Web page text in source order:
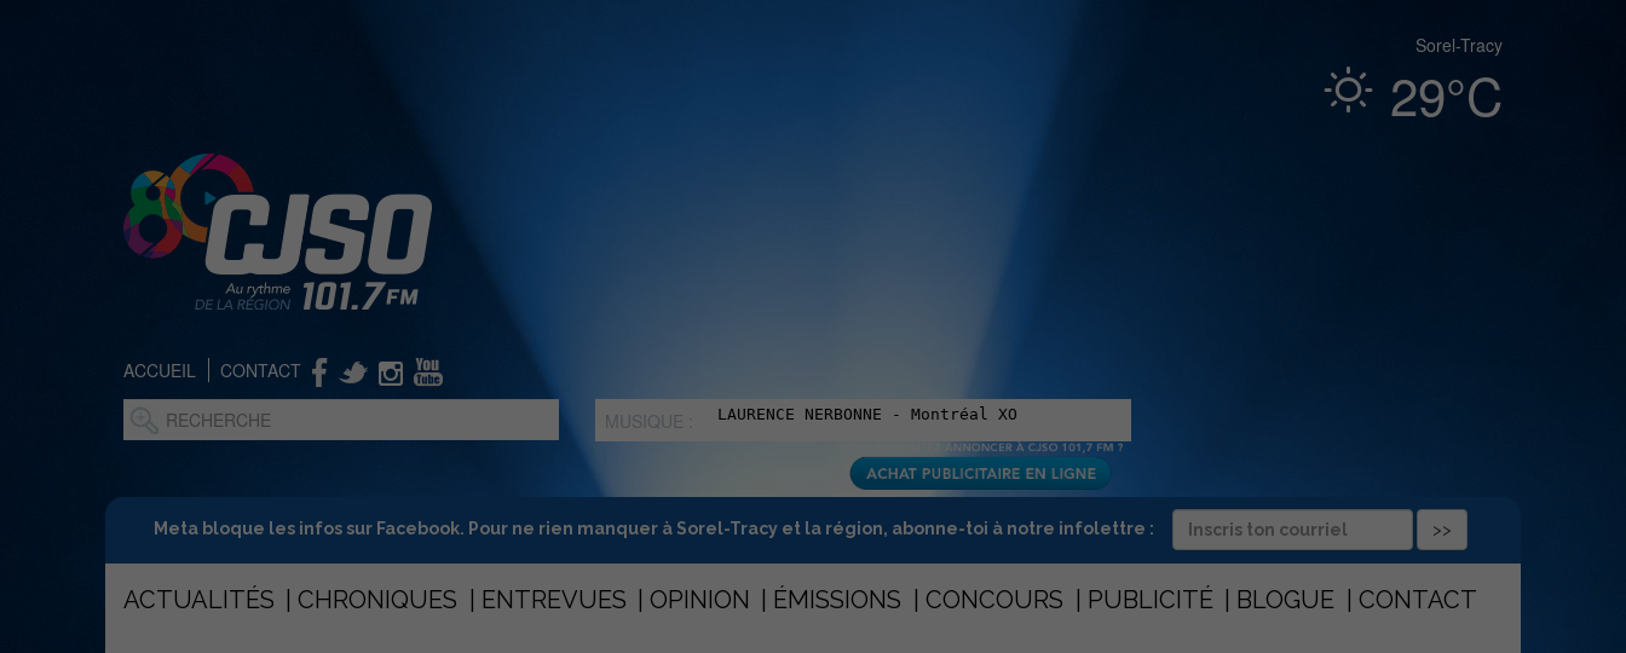
Sorel-Tracy
29°C
ACCUEIL CONTACT
MUSIQUE :
Meta bloque les infos sur Facebook. Pour ne rien manquer à Sorel-Tracy et la région, abonne-toi à notre infolettre :
ACTUALITÉS CHRONIQUES ENTREVUES OPINION ÉMISSIONS CONCOURS PUBLICITÉ BLOGUE CONTACT